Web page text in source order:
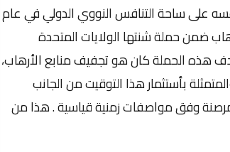
على ساحة التنافس النووي الدولي في عام
ضمن حملة شنتها الولايات المتحدة
في عهد الرئيس بوش الابن بعد احداث 11 / 9 وهدف هذه الحملة كان هو تجفيف منابع الأرهاب،
بأستثمار هذا التوقيت من الجانب
وفق مواصفات زمنية قياسية . هذا من